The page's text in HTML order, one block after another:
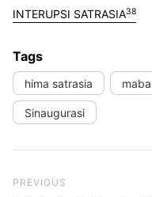
INTERUPSI SATRASIA38
Tags
hima satrasia
Sinaugurasi
Previous Post
PREVIOUS